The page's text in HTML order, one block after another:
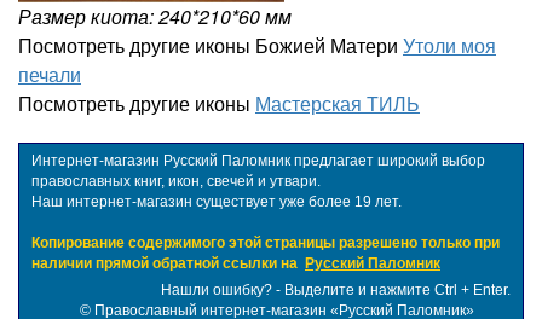
Размер киота: 240*210*60 мм
Посмотреть другие иконы Божией Матери Утоли моя
печали
Посмотреть другие иконы Мастерская ТИЛЬ
Интернет-магазин Русский Паломник предлагает широкий выбор
православных книг, икон, свечей и утвари.
Наш интернет-магазин существует уже более 19 лет.
Копирование содержимого этой страницы разрешено только при
наличии прямой обратной ссылки на Русский Паломник
Нашли ошибку? - Выделите и нажмите Ctrl + Enter.
© Православный интернет-магазин «Русский Паломник»